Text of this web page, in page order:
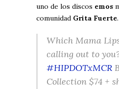
uno de los discos emos
comunidad Grita Fuerte.
Which Mama
calling out to
#HIPDOTxMCR
Collection $74 +